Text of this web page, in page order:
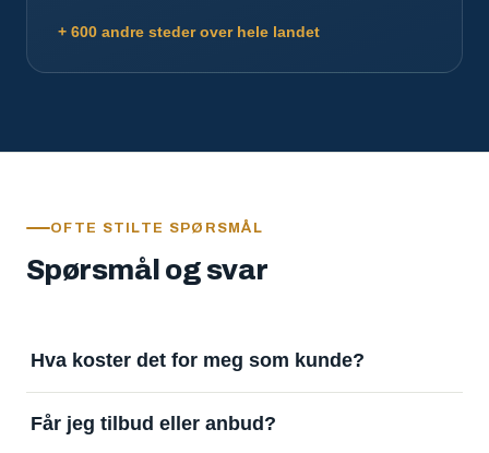
+ 600 andre steder over hele landet
OFTE STILTE SPØRSMÅL
Spørsmål og svar
Hva koster det for meg som kunde?
å motta svar. Tjenesten finansieres av
Får jeg tilbud eller anbud?